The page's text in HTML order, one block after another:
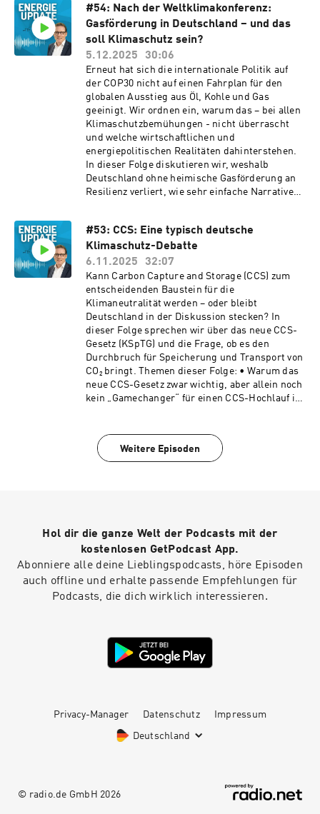
unbequem das für viele sein mag.
infrage stellt. Dieses Vorgehen kann sich
Deutschland nicht mehr erlauben, wenn der
industrielle Kern erhalten bleiben soll. In dieser
Folge beleuchten wir unter anderem: • Warum
die These „kein Erkenntnisproblem, nur ein
Umsetzungsproblem“ oft ein irreführendes
Narrativ ist. • Weshalb Technologieoffenheit
und konsequente Kostenorientierung zentrale
Voraussetzungen für eine erfolgreiche
Transformation sind. • Welche Rolle
Gaskraftwerke, Wasserstoff und CCS realistisch
spielen müssen. • Warum auch heimisches
Erdgas wieder in den Fokus gehört. • Dass 2026
zum entscheidenden Jahr für die
auf ein Jahr, in dem ein „Weiter so“ keine Option
mehr ist – und in dem politischer Mut darüber
entscheidet, ob Deutschland seine Rolle als
Transformation bewahren kann.
#54: Nach der Weltklimakonferenz:
Gasförderung in Deutschland – und das
soll Klimaschutz sein?
5.12.2025
30:06
Erneut hat sich die internationale Politik auf
der COP30 nicht auf einen Fahrplan für den
globalen Ausstieg aus Öl, Kohle und Gas
geeinigt. Wir ordnen ein, warum das – bei allen
Klimaschutzbemühungen - nicht überrascht
und welche wirtschaftlichen und
energiepolitischen Realitäten dahinterstehen.
In dieser Folge diskutieren wir, weshalb
Deutschland ohne heimische Gasförderung an
Resilienz verliert, wie sehr einfache Narrative
Verkürzungen die Transformation eher
behindern als voranbringen. Ein weiterer
Schwerpunkt der Episode ist der aktuelle
Gesetzentwurf der Bundesregierung zum Verbot
der Öl- und Gasförderung in
Meeresschutzgebieten. Wir erklären, welche
strengen EU-Naturschutzregeln bereits heute
gelten und weshalb ein solches Verbot nicht
erforderlich und rechtlich angreifbar ist, kurz
es handelt sich um reine Symbolpolitik. All das
im neuen ENERGIE UPDATE mit Dr. Ludwig
Möhring – kompakt, einordnend und mit Blick
auf das, was energiepolitisch wirklich zählt.
#53: CCS: Eine typisch deutsche
Klimaschutz-Debatte
6.11.2025
32:07
Kann Carbon Capture and Storage (CCS) zum
entscheidenden Baustein für die
Klimaneutralität werden – oder bleibt
Deutschland in der Diskussion stecken? In
dieser Folge sprechen wir über das neue CCS-
Gesetz (KSpTG) und die Frage, ob es den
Durchbruch für Speicherung und Transport von
CO₂ bringt. Themen dieser Folge: • Warum das
neue CCS-Gesetz zwar wichtig, aber allein noch
kein „Gamechanger“ für einen CCS-Hochlauf ist
Fördermechanismen und der Blick auf
Klimaschutzverträge • Das Spannungsfeld
Klimaschutz ausschöpfen kann. Eine
unbequeme Bestandsaufnahme über Chancen,
Hemmnisse und politische Realitäten – im
neuen ENERGIE UPDATE mit Dr. Ludwig
Weitere Episoden
Hol dir die ganze Welt der Podcasts mit der
kostenlosen GetPodcast App.
Abonniere alle deine Lieblingspodcasts, höre Episoden
auch offline und erhalte passende Empfehlungen für
Podcasts, die dich wirklich interessieren.
Privacy-Manager Datenschutz Impressum
Deutschland
© radio.de GmbH 2026